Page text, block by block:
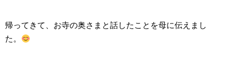
帰ってきて、お寺の奥さまと話したことを母に伝えまし
た。